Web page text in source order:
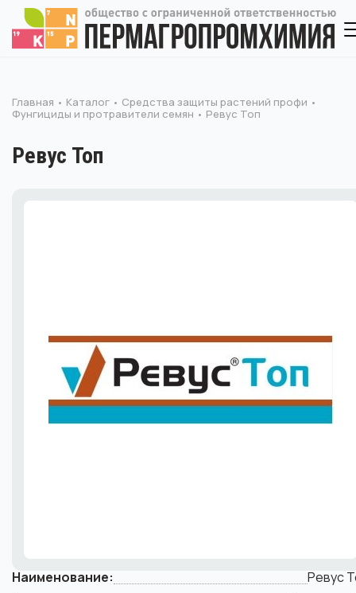
Главная Каталог
Средства защиты растений профи
Фунгициды и протравители семян
Ревус Топ
Ревус Топ
Наименование:
Ревус